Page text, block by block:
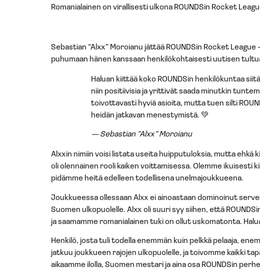
Romanialainen on virallisesti ulkona ROUNDSin Rocket
Sebastian “Alxx” Moroianu jättää ROUNDSin Rocket
puhumaan hänen kanssaan henkilökohtaisesti uutisen
Haluan kiittää koko ROUNDSin henkilökuntaa
niin positiivisia ja yrittivät saada minutkin
toivottavasti hyviä asioita, mutta tuen silti
heidän jatkavan menestymistä. 💚
—Sebastian ”Alxx” Moroianu
Alxxin nimiin voisi listata useita huipputuloksia, mutta ehkä
oli olennainen rooli kaiken voittamisessa. Olemme ikuisesti
pidämme heitä edelleen todellisena unelmajoukkueena.
Joukkueessa ollessaan Alxx ei ainoastaan dominoinut
Suomen ulkopuolelle. Alxx oli suuri syy siihen, että
ja saamamme romanialainen tuki on ollut uskomatonta.
Henkilö, josta tuli todella enemmän kuin pelkkä pelaaja,
jatkuu joukkueen rajojen ulkopuolelle, ja toivomme kaikki
aikaamme ilolla, Suomen mestari ja aina osa ROUNDSin